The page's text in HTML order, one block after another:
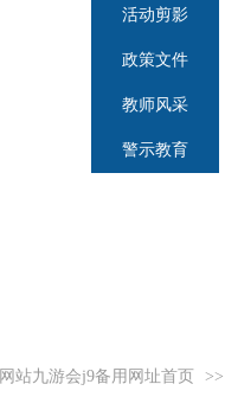
活动剪影
政策文件
教师风采
警示教育
网站九游会j9备用网址首页 >>